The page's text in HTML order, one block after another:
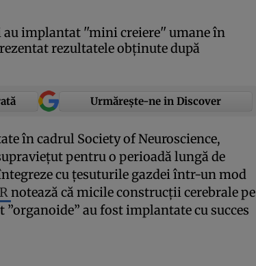
au implantat ''mini creiere'' umane în
rezultatele obţinute după
Urmărește-ne in Discover
în cadrul Society of Neuroscience,
pentru o perioadă lungă de
cu ţesuturile gazdei într-un mod
notează că micile construcţii cerebrale pe
au fost implantate cu succes